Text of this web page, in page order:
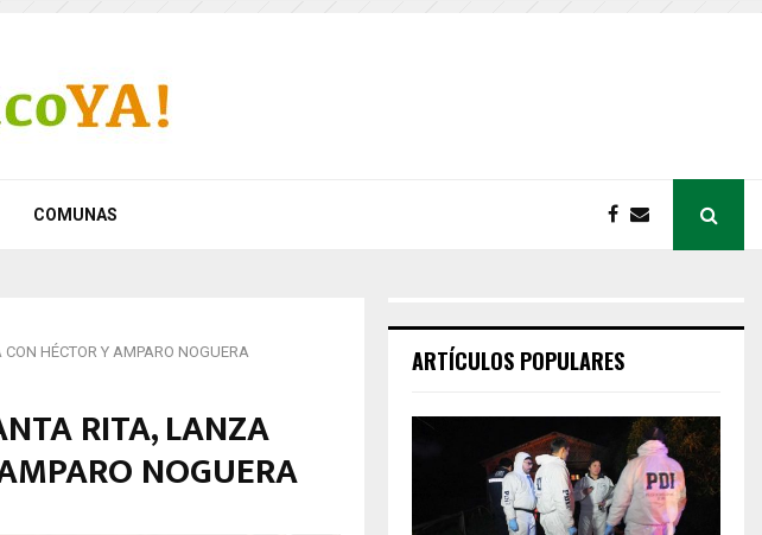
COMUNAS
HÉCTOR Y AMPARO NOGUERA
RITA, LANZA
NOGUERA
ARTÍCULOS POPULARES